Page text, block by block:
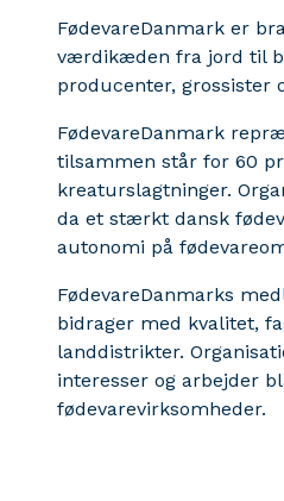
FødevareDanmark er
værdikæden fra jord til
producenter, grossister
FødevareDanmark
tilsammen står for 60
kreaturslagtninger.
da et stærkt dansk
autonomi på
FødevareDanmarks
bidrager med kvalitet,
landdistrikter.
interesser og arbejder
fødevarevirksomheder.